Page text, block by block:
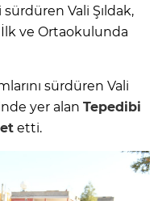
Vali Şıldak,
İlk ve Ortaokulunda
sürdüren Vali
yer alan Tepedibi
etti.